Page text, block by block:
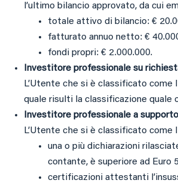
l’ultimo bilancio approvato, da cui
totale attivo di bilancio: €
fatturato annuo netto: €
fondi propri: € 2.000.000.
Investitore professionale su
L’Utente che si è classificato
quale risulti la classificazione quale
Investitore professionale a
L’Utente che si è classificato
una o più dichiarazioni
contante, è superiore ad Euro
certificazioni attestanti